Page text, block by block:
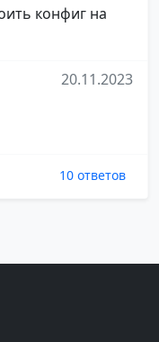
конфиг на
20.11.2023
10 ответов